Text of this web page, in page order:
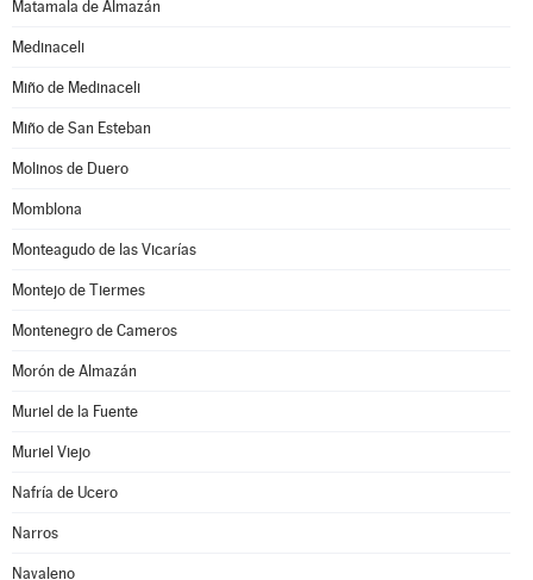
Matamala de Almazán
Medinaceli
Miño de Medinaceli
Miño de San Esteban
Molinos de Duero
Momblona
Monteagudo de las Vicarías
Montejo de Tiermes
Montenegro de Cameros
Morón de Almazán
Muriel de la Fuente
Muriel Viejo
Nafría de Ucero
Narros
Navaleno